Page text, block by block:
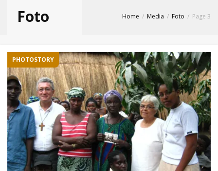
Foto Home Media Foto Page 3
PHOTOSTORY